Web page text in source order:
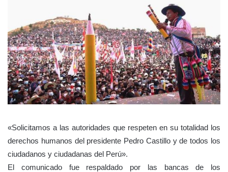
«Solicitamos a las autoridades que respeten en su totalidad los
derechos humanos del presidente Pedro Castillo y de todos los
ciudadanos y ciudadanas del Perú».
El comunicado fue respaldado por las bancas de los